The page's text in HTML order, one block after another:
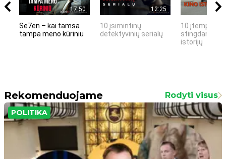
17:50
Se7en – kai tamsa
tampa meno kūriniu
12:25
10 įsimintinų
detektyvinių serialų
10 įtemptų,
stingdančių
istorijų
Rekomenduojame Rodyti visus
POLITIKA